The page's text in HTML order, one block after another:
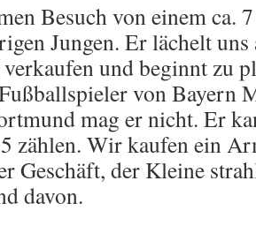
Besuch von einem ca.
Jungen. Er lächelt
und beginnt zu
von Bayern
mag er nicht. Er
zählen. Wir kaufen ein
Geschäft, der Kleine
davon.